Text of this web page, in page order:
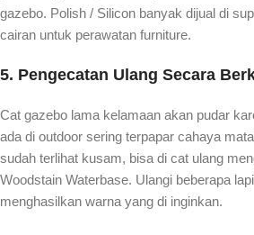
gazebo. Polish / Silicon banyak dijual di
cairan untuk perawatan furniture.
5. Pengecatan Ulang Secara
Cat gazebo lama kelamaan akan pudar
ada di outdoor sering terpapar cahaya
sudah terlihat kusam, bisa di cat ulang
Woodstain Waterbase. Ulangi beberapa
menghasilkan warna yang di inginkan.